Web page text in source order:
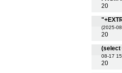
20
(2025-
20
(select
08-17
20